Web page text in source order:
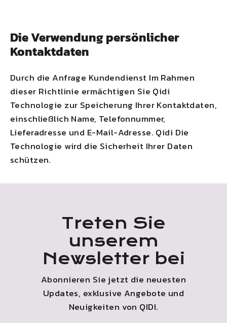
Die Verwendung persönlicher
Kontaktdaten
Durch die Anfrage Kundendienst Im Rahmen
dieser Richtlinie ermächtigen Sie Qidi
Technologie zur Speicherung Ihrer Kontaktdaten,
einschließlich Name, Telefonnummer,
Lieferadresse und E-Mail-Adresse. Qidi Die
Technologie wird die Sicherheit Ihrer Daten
schützen.
Treten Sie
unserem
Newsletter bei
Abonnieren Sie jetzt die neuesten
Updates, exklusive Angebote und
Neuigkeiten von QIDI.